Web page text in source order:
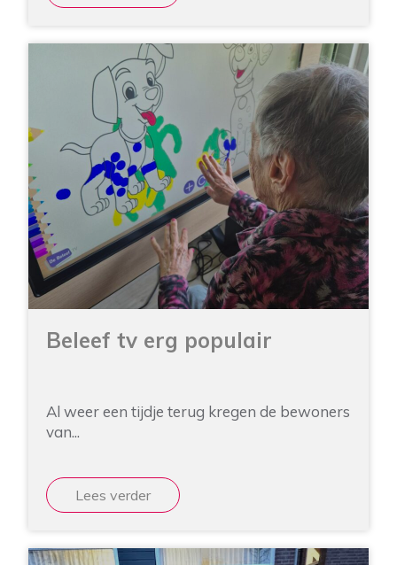
Beleef tv erg populair
Al weer een tijdje terug kregen de bewoners
van...
Lees verder